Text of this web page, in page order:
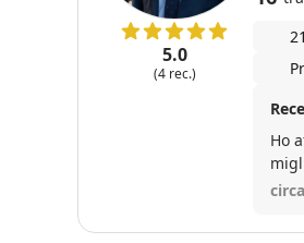
5.0
(4 rec.)
Ho